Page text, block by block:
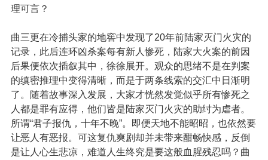
理可言？
曲三更在冷捕头家的地窖中发现了20年前陆家灭门火灾的
记录，此后连环凶杀案每有新人惨死，陆家大火案的前因
后果便依次插叙其中，徐徐展开。观众的思绪不是在判案
的缜密推理中变得清晰，而是于两条线索的交汇中日渐明
了。随着故事深入发展，大家才恍然发觉似乎所有惨死之
人都是罪有应得，他们皆是陆家灭门火灾的助纣为虐者。
所谓“君子报仇，十年不晚”。即便天地不能昭昭，也依然要
让恶人有恶报。可这复仇爽剧却并未带来酣畅快感，反倒
是让人心生悲凉，难道人生终究是要这般血腥残忍吗？曲